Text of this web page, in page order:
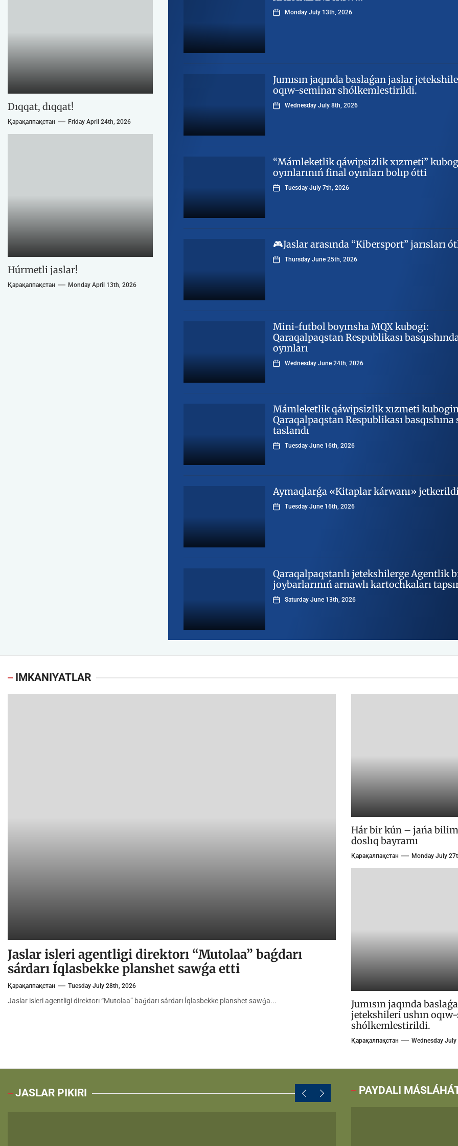
Monday July 13th, 2026
Jumısın jaqında baslaǵan jaslar
oqıw-seminar shólkemlestirildi.
Wednesday July 8th, 2026
“Mámleketlik qáwipsizlik xızmeti”
oyınlarınıń final oyınları bolıp ótti
Tuesday July 7th, 2026
🎮Jaslar arasında “Kibersport” jarısları
Thursday June 25th, 2026
Mini-futbol boyınsha MQX kubogi:
Qaraqalpaqstan Respublikası
oyınları
Wednesday June 24th, 2026
Mámleketlik qáwipsizlik xızmeti
Qaraqalpaqstan Respublikası basqıshına
taslandı
Tuesday June 16th, 2026
Aymaqlarǵa «Kitaplar kárwanı»
Tuesday June 16th, 2026
Qaraqalpaqstanlı jetekshilerge Agentlik
joybarlarınıń arnawlı kartochkaları
Saturday June 13th, 2026
Dıqqat, dıqqat!
Қарақалпақстан Friday April 24th, 2026
Húrmetli jaslar!
Қарақалпақстан Monday April 13th, 2026
IMKANIYATLAR
Jaslar isleri agentligi direktorı “Mutolaa” baǵdarı
sárdarı Íqlasbekke planshet sawǵa etti
Қарақалпақстан Tuesday July 28th, 2026
Jaslar isleri agentligi direktorı “Mutolaa” baǵdarı sárdarı Íqlasbekke planshet sawǵa...
Hár bir kún – jańa
doslıq bayramı
Қарақалпақстан Monday July
Jumısın jaqında
jetekshileri ushın
shólkemlestirildi.
Қарақалпақстан Wednesday
JASLAR PIKIRI PAYDALI